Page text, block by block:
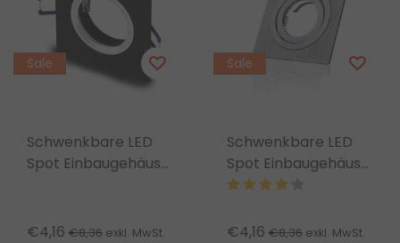
Sale
Schwenkbare LED
Spot Einbaugehäuse
Silber
€4,16 €8,36 exkl. MwSt.
Sale
Schwenkbare LED
Spot Einbaugehäuse
- OH328 Chrom
€4,16 €8,36 exkl. MwSt.